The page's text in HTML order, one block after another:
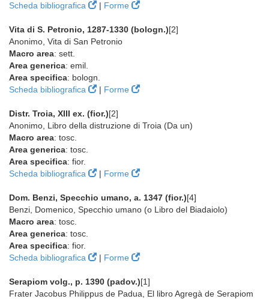
Scheda bibliografica
| Forme
Vita di S. Petronio, 1287-1330 (bologn.)[2]
Anonimo, Vita di San Petronio
Macro area: sett.
Area generica: emil.
Area specifica: bologn.
Scheda bibliografica
| Forme
Distr. Troia, XIII ex. (fior.)[2]
Anonimo, Libro della distruzione di Troia (Da un)
Macro area: tosc.
Area generica: tosc.
Area specifica: fior.
Scheda bibliografica
| Forme
Dom. Benzi, Specchio umano, a. 1347 (fior.)[4]
Benzi, Domenico, Specchio umano (o Libro del Biadaiolo)
Macro area: tosc.
Area generica: tosc.
Area specifica: fior.
Scheda bibliografica
| Forme
Serapiom volg., p. 1390 (padov.)[1]
Frater Jacobus Philippus de Padua, El libro Agregà de Serapiom